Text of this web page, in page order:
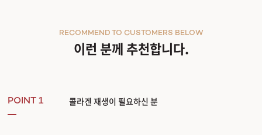
이런 분께 추천합니다.
RECOMMEND TO CUSTOMERS BELOW
POINT 1 콜라겐 재생이 필요하신 분